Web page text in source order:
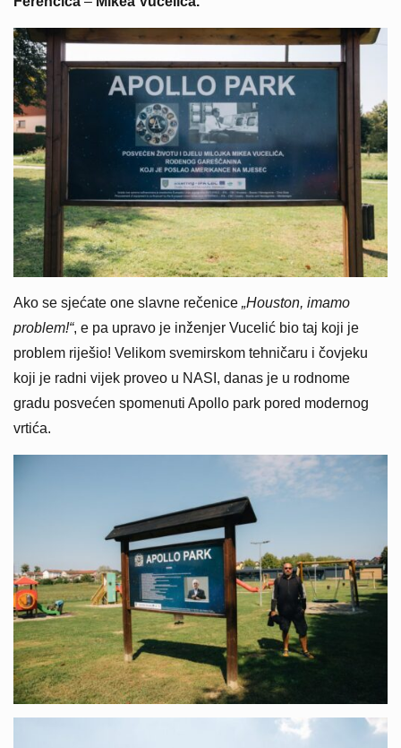
Ako se sjećate one slavne rečenice „Houston, imamo
problem!“, e pa upravo je inženjer Vucelić bio taj koji je
problem riješio! Velikom svemirskom tehničaru i čovjeku
koji je radni vijek proveo u NASI, danas je u rodnome
gradu posvećen spomenuti Apollo park pored modernog
vrtića.